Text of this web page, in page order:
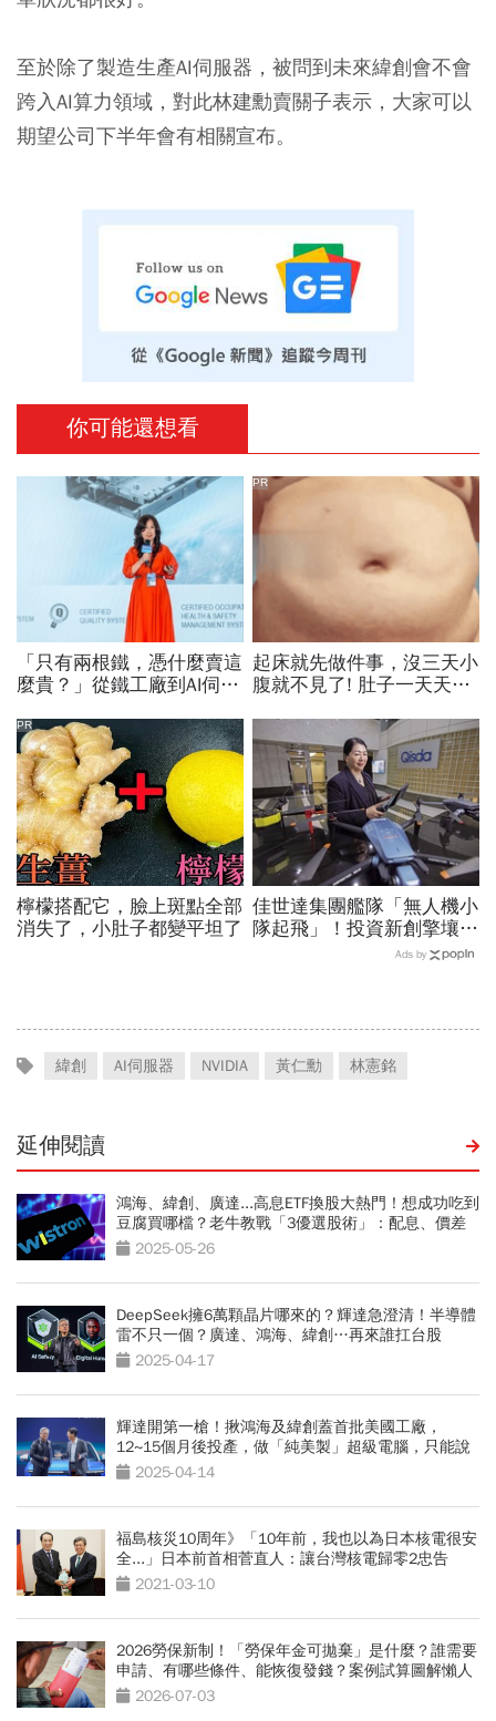
至於除了製造生產AI伺服器，被問到未來緯創會不會
跨入AI算力領域，對此林建勳賣關子表示，大家可以
期望公司下半年會有相關宣布。
你可能還想看
「只有兩根鐵，憑什麼賣這
麼貴？」從鐵工廠到AI伺服
城河創造超高毛利率
起床就先做件事，沒三天小
腹就不見了! 肚子一天天變
PR
檸檬搭配它，臉上斑點全部
消失了，小肚子都變平坦了
PR
佳世達集團艦隊「無人機小
隊起飛」！投資新創擎壤、
翔隆，總座親督軍養大精
Ads by
緯創 AI伺服器 NVIDIA 黃仁勳 林憲銘
延伸閱讀
鴻海、緯創、廣達...高息ETF換股大熱門！想成功吃到
豆腐買哪檔？老牛教戰「3優選股術」：配息、價差
都能賺
2025-05-26
DeepSeek擁6萬顆晶片哪來的？輝達急澄清！半導體
雷不只一個？廣達、鴻海、緯創…再來誰扛台股
2025-04-17
輝達開第一槍！揪鴻海及緯創蓋首批美國工廠，
12~15個月後投產，做「純美製」超級電腦，只能說
川普關稅威力太大？
2025-04-14
福島核災10周年》「10年前，我也以為日本核電很安
全...」日本前首相菅直人：讓台灣核電歸零2忠告
2021-03-10
2026勞保新制！「勞保年金可拋棄」是什麼？誰需要
申請、有哪些條件、能恢復發錢？案例試算圖解懶人
包 2026-07-03